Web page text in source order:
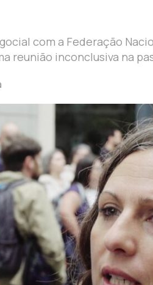
com ​​​​​​​a Federação
reunião inconclusiva na